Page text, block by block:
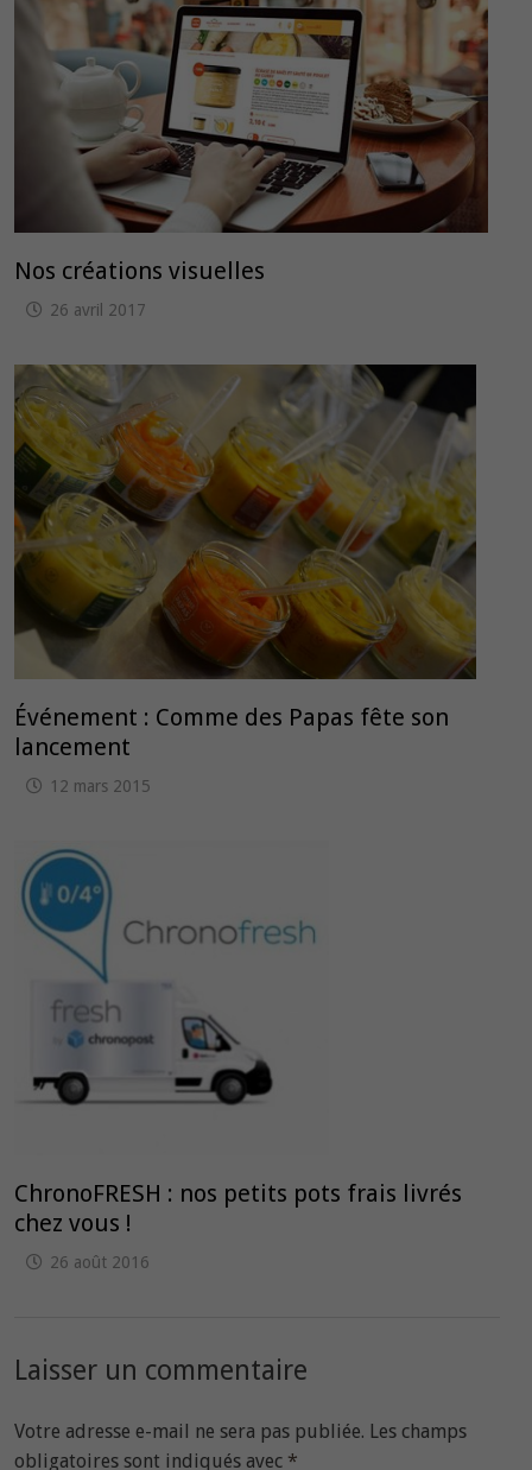
Nos créations visuelles
26 avril 2017
Événement : Comme des Papas fête son
lancement
12 mars 2015
ChronoFRESH : nos petits pots frais livrés
chez vous !
26 août 2016
Laisser un commentaire
Votre adresse e-mail ne sera pas publiée. Les champs
obligatoires sont indiqués avec *